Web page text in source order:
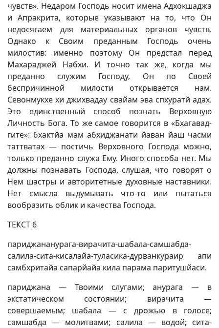
чувств». Недаром Господь носит имена Адхокшаджа
и Апракрита, которые указывают на то, что Он
недосягаем для материальных органов чувств.
Однако к Своим преданным Господь очень
милостив: именно поэтому Он предстал перед
Махараджей Набхи. И точно так же, когда мы
преданно служим Господу, Он по Своей
беспричинной милости открывается нам.
Севонмукхе хи джихвадау свайам эва спхуратй адах.
Это единственный способ познать Верховную
Личность Бога. То же самое говорится в «Бхагавад-
гите»: бхактйа мам абхиджанати йаван йаш часми
таттватах — постичь Верховного Господа можно,
только преданно служа Ему. Иного способа нет. Мы
должны познавать Господа, слушая, что говорят о
Нем шастры и авторитетные духовные наставники.
Нет смысла выдумывать что-то или пытаться
вообразить облик и качества Господа.
ТЕКСТ 6
париджананурага-вирачита-шабала-самшабда-
салила-сита-кисалайа-туласика-дурванкураир апи
самбхритайа сапарйайа кила парама паритушйаси.
париджана — Твоими слугами; анурага — в
экстатическом состоянии; вирачита —
совершаемым; шабала — с дрожью в голосе;
самшабда — молитвами; салила — водой; сита-